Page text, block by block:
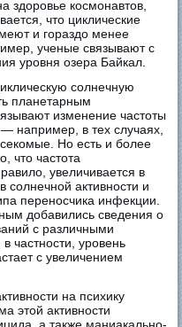
здоровье космонавтов,
что циклические
и гораздо менее
ученые связывают с
уровня озера Байкал.
солнечную
планетарным
изменение частоты
например, в тех случаях,
Но есть и более
что частота
увеличивается в
солнечной активности и
переносчика инфекции.
добавились сведения о
с различными
частности, уровень
с увеличением
на психику
этой активности